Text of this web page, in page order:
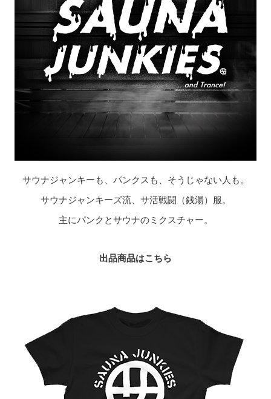
サウナジャンキーも、パンクスも、そうじゃない人も。
サウナジャンキーズ流、サ活戦闘（銭湯）服。
主にパンクとサウナのミクスチャー。
出品商品はこちら